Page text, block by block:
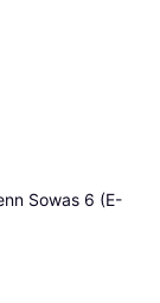
Sowas 6 (E-